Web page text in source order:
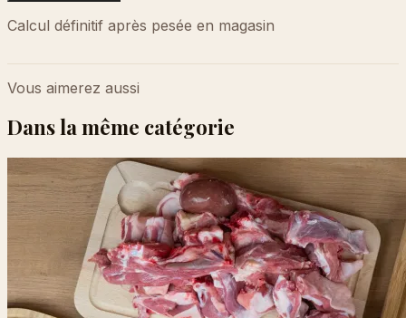
Calcul définitif après pesée en magasin
Vous aimerez aussi
Dans la même catégorie